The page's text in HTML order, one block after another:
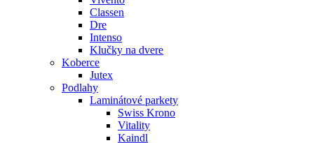
Classen
Dre
Intenso
Klučky na dvere
Koberce
Jutex
Podlahy
Laminátové parkety
Swiss Krono
Vitality
Kaindl